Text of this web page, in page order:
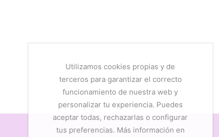
Utilizamos cookies propias y de
terceros para garantizar el correcto
funcionamiento de nuestra web y
personalizar tu experiencia. Puedes
aceptar todas, rechazarlas o configurar
tus preferencias. Más información en